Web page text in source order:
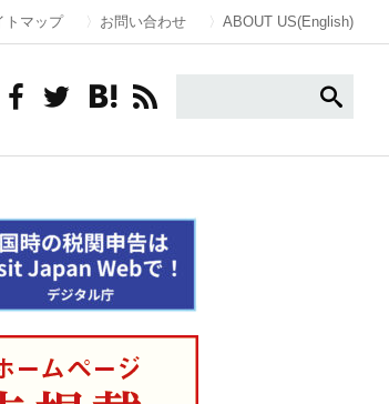
トマップ お問い合わせ ABOUT US(English)